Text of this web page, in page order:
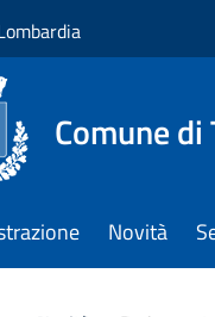
Comune
Novità